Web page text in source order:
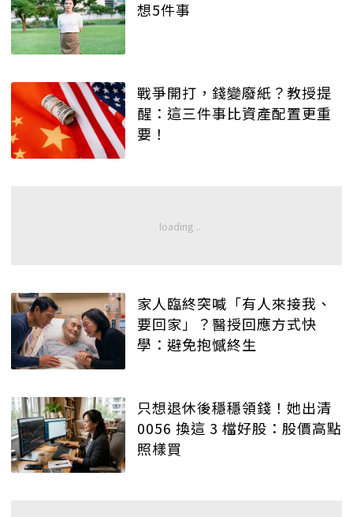
想5件事
戰爭開打，錢變廢紙？教授提
醒：這三件事比資產配置更重
要！
家人臨終突喊「有人來接我、
要回家」？醫授回應方式快
學：避免抱憾終生
只想退休後穩穩領錢！她出清
0056 換這 3 檔好股：股價高點
照樣買